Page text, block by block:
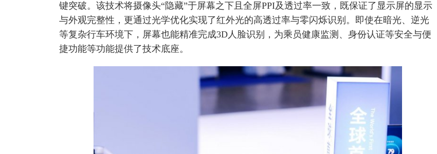
键突破。该技术将摄像头“隐藏”于屏幕之下且全屏PPI及透过率一致，既保证了显示屏的显示
与外观完整性，更通过光学优化实现了红外光的高透过率与零闪烁识别。即使在暗光、逆光
等复杂行车环境下，屏幕也能精准完成3D人脸识别，为乘员健康监测、身份认证等安全与便
捷功能等功能提供了技术底座。